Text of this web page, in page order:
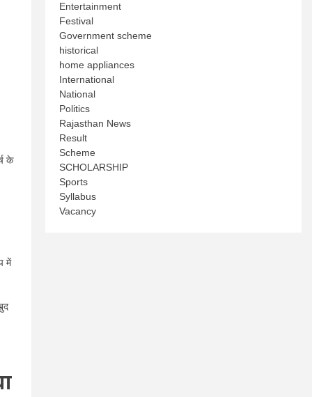
के
में
Entertainment
Festival
Government scheme
historical
home appliances
International
National
Politics
Rajasthan News
Result
Scheme
SCHOLARSHIP
Sports
Syllabus
Vacancy